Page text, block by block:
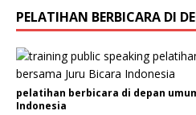
r
g
a
n
i
s
PELATIHAN BERBICARA DI
pelatihan berbicara di depan
Indonesia